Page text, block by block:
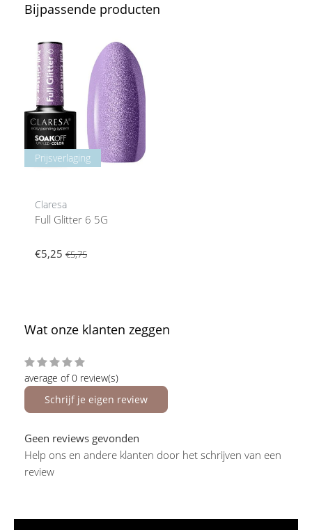
Bijpassende producten
Prijsverlaging
Claresa
Full Glitter 6 5G
€5,25 €5,75
Wat onze klanten zeggen
average of 0 review(s)
Schrijf je eigen review
Geen reviews gevonden
Help ons en andere klanten door het schrijven van een
review